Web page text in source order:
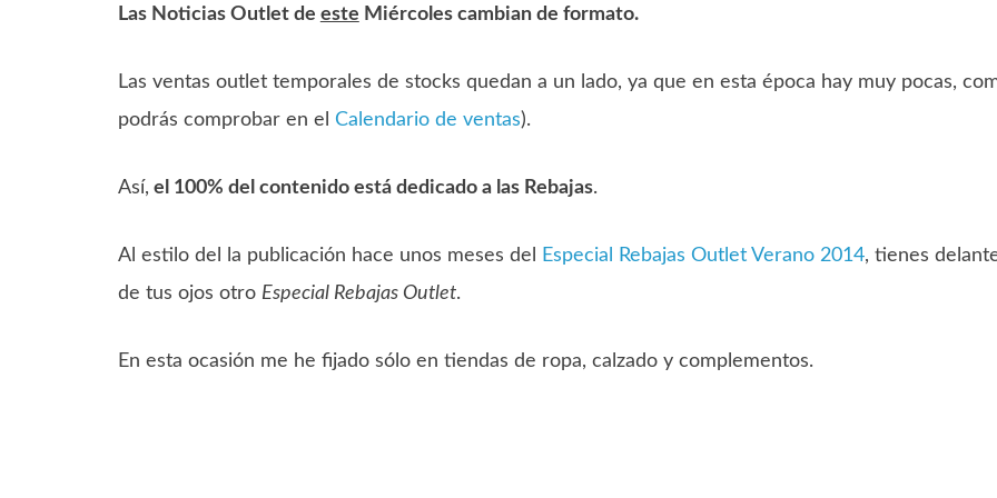
Las Noticias Outlet de este Miércoles cambian de formato.
Las ventas outlet temporales de stocks quedan a un lado, ya que en esta época hay muy pocas,
podrás comprobar en el Calendario de ventas).
Así, el 100% del contenido está dedicado a las Rebajas.
Al estilo del la publicación hace unos meses del Especial Rebajas Outlet Verano 2014, tienes
de tus ojos otro Especial Rebajas Outlet.
En esta ocasión me he fijado sólo en tiendas de ropa, calzado y complementos.